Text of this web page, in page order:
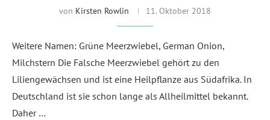
von Kirsten Rowlin 11. Oktober 2018
Weitere Namen: Grüne Meerzwiebel, German Onion,
Milchstern Die Falsche Meerzwiebel gehört zu den
Liliengewächsen und ist eine Heilpflanze aus Südafrika. In
Deutschland ist sie schon lange als Allheilmittel bekannt.
Daher …